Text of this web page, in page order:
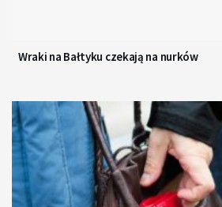
Wraki na Bałtyku czekają na nurków